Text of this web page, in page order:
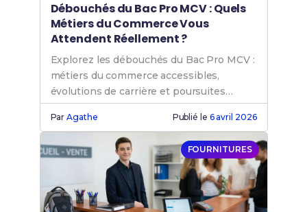
Débouchés du Bac Pro MCV : Quels
Métiers du Commerce Vous
Attendent Réellement ?
Explorez les débouchés du Bac Pro MCV :
métiers du commerce accessibles,
évolutions de carrière et poursuites
d'études après votre diplôme.
ParAgathe Publié le 6 avril 2026
FOURNITURES